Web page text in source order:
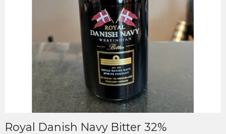
Royal Danish Navy Bitter 32%